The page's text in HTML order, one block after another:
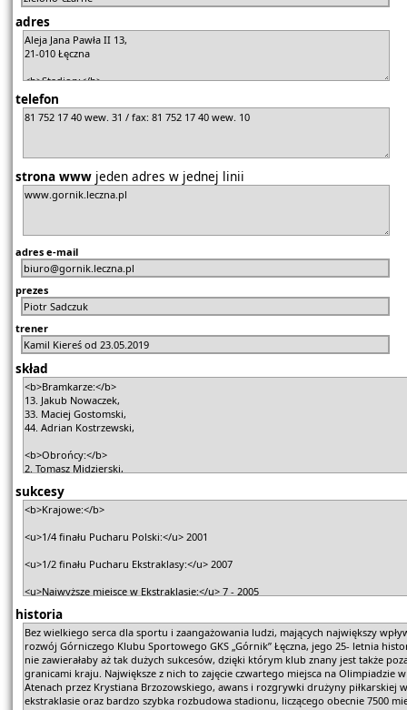
adres
telefon
strona www jeden adres w jednej linii
adres e-mail
prezes
trener
skład
sukcesy
historia